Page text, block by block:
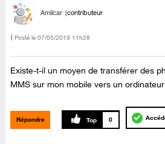
Amilcar contributeur
Posté le ‎07/05/2019 11h28
Existe-t-il un moyen de transférer des
MMS sur mon mobile vers un
Répondre 0